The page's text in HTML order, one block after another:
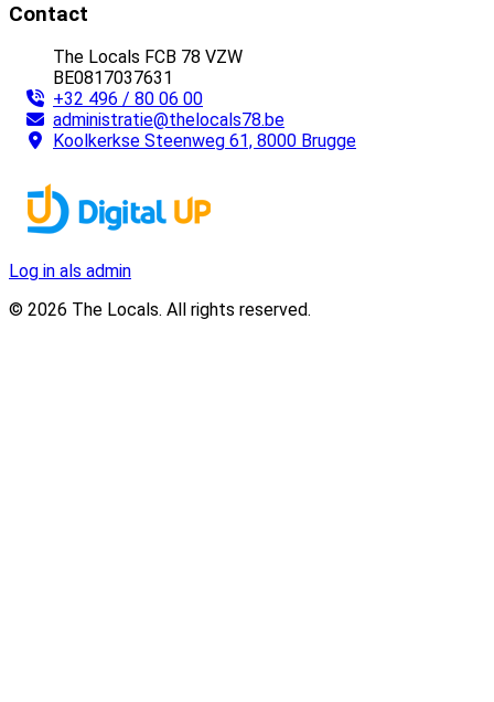
Contact
The Locals FCB 78 VZW
BE0817037631
+32 496 / 80 06 00
administratie@thelocals78.be
Koolkerkse Steenweg 61, 8000 Brugge
Log in als admin
© 2026 The Locals. All rights reserved.